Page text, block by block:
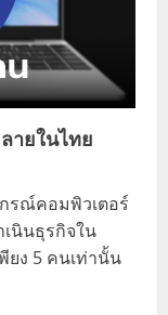
ลายในไทย
รณ์คอมพิวเตอร์
นินธุรกิจใน
ยง 5 คนเท่านั้น